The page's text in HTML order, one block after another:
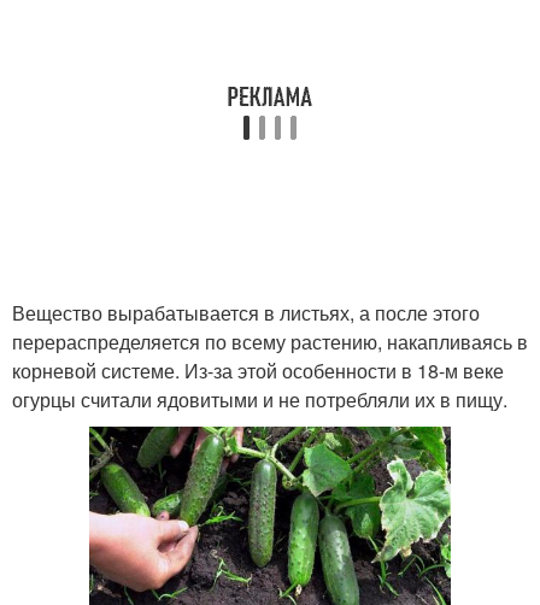
Вещество вырабатывается в листьях, а после этого
перераспределяется по всему растению, накапливаясь в
корневой системе. Из-за этой особенности в 18-м веке
огурцы считали ядовитыми и не потребляли их в пищу.